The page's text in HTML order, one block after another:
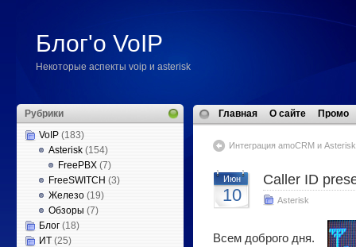
Блог'о VoIP
Некоторые аспекты voip и asterisk
Рубрики
VoIP (183)
Asterisk (154)
FreePBX (7)
FreeSWITCH (3)
Железо (19)
Обзоры (7)
Блог (18)
ИТ (25)
Главная О сайте Промо
Интеграция amoCRM и
Июн
10
Caller ID
Asterisk
Всем доброго дня.